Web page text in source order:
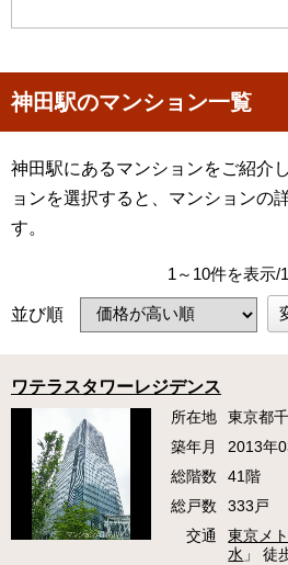
神田駅のマンション一覧
神田駅にあるマンションをご紹介
ョンを選択すると、マンションの
す。
1～10件を表示/
並び順
ワテラスタワーレジデンス
所在地
東京都
築年月
2013年
総階数
41階
総戸数
333戸
交通
東京メ
水 」 徒